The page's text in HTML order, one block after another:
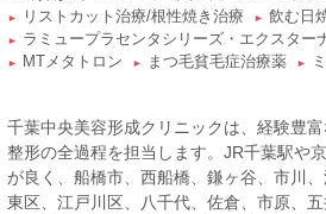
► リストカット治療/根性焼き治療 ► 飲む日
► ラミュープラセンタシリーズ・エクスター
► MTメタトロン ► まつ毛貧毛症治療薬 ►
千葉中央美容形成クリニックは、経験豊
整形の全過程を担当します。JR千葉駅や
が良く、船橋市、西船橋、鎌ヶ谷、市川
東区、江戸川区、八千代、佐倉、市原、五